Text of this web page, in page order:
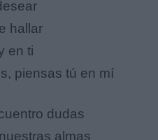
hallar
en ti
piensas tú en mí
dudas
almas